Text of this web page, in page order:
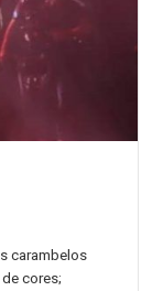
carambelos
cores;